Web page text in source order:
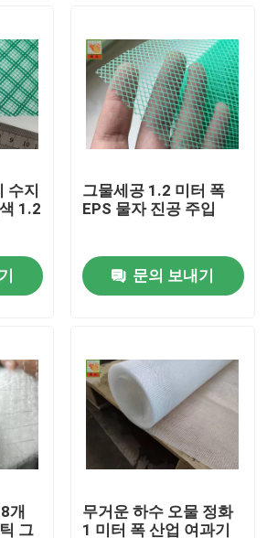
물세공
공
수지
1.2
그물세공 1.2 미터 폭
EPS 물자 진공 주입
문의 보내기
개
그
무거운 하수 오물 정화
1 미터 폭 산업 여과기